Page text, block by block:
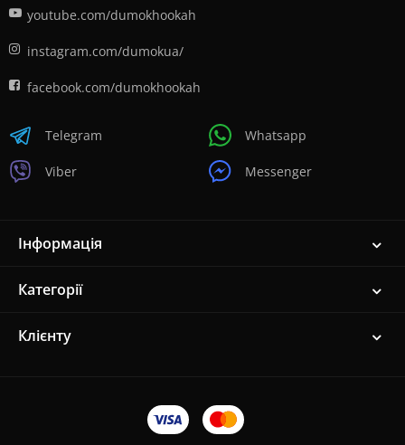
youtube.com/dumokhookah
instagram.com/dumokua/
facebook.com/dumokhookah
Telegram
Viber
Whatsapp
Messenger
Інформація
Категорії
Клієнту